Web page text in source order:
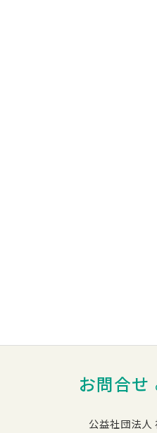
お問合せ
公益社団法人